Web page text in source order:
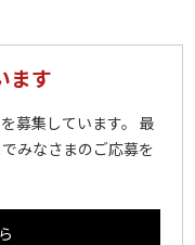
ます
募集しています。 最
みなさまのご応募を